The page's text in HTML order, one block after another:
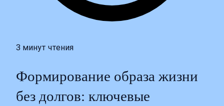
3 минут чтения
Формирование образа жизни
без долгов: ключевые